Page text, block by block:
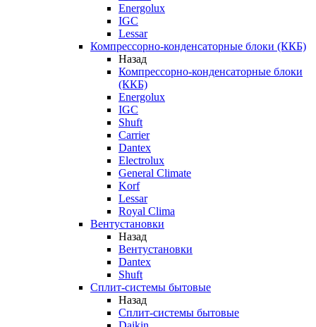
Energolux
IGC
Lessar
Компрессорно-конденсаторные блоки (ККБ)
Назад
Компрессорно-конденсаторные блоки
(ККБ)
Energolux
IGC
Shuft
Carrier
Dantex
Electrolux
General Climate
Korf
Lessar
Royal Clima
Вентустановки
Назад
Вентустановки
Dantex
Shuft
Сплит-системы бытовые
Назад
Сплит-системы бытовые